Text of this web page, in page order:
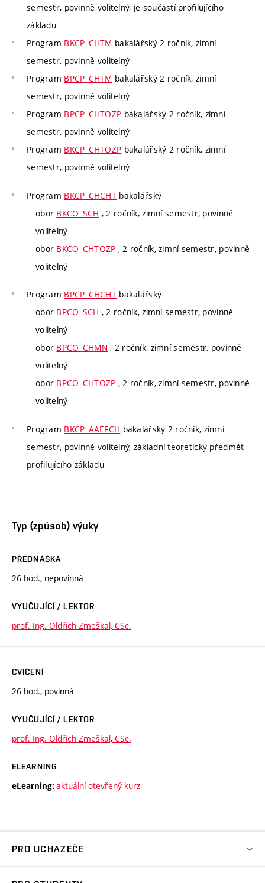
semestr, povinně volitelný, je součástí profilujícího
základu
Program BKCP_CHTM bakalářský 2 ročník, zimní
semestr, povinně volitelný
Program BPCP_CHTM bakalářský 2 ročník, zimní
semestr, povinně volitelný
Program BPCP_CHTOZP bakalářský 2 ročník, zimní
semestr, povinně volitelný
Program BKCP_CHTOZP bakalářský 2 ročník, zimní
semestr, povinně volitelný
Program BKCP_CHCHT bakalářský
obor BKCO_SCH , 2 ročník, zimní semestr, povinně
volitelný
obor BKCO_CHTOZP , 2 ročník, zimní semestr, povinně
volitelný
Program BPCP_CHCHT bakalářský
obor BPCO_SCH , 2 ročník, zimní semestr, povinně
volitelný
obor BPCO_CHMN , 2 ročník, zimní semestr, povinně
volitelný
obor BPCO_CHTOZP , 2 ročník, zimní semestr, povinně
volitelný
Program BKCP_AAEFCH bakalářský 2 ročník, zimní
semestr, povinně volitelný, základní teoretický předmět
profilujícího základu
Typ (způsob) výuky
PŘEDNÁŠKA
26 hod., nepovinná
VYUČUJÍCÍ / LEKTOR
prof. Ing. Oldřich Zmeškal, CSc.
CVIČENÍ
26 hod., povinná
VYUČUJÍCÍ / LEKTOR
prof. Ing. Oldřich Zmeškal, CSc.
ELEARNING
eLearning: aktuální otevřený kurz
PRO UCHAZEČE